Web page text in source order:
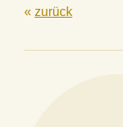
« zurück